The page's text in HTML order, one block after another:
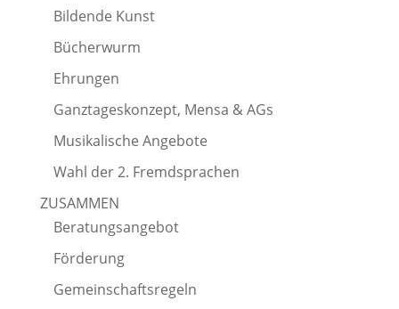
Bildende Kunst
Bücherwurm
Ehrungen
Ganztageskonzept, Mensa & AGs
Musikalische Angebote
Wahl der 2. Fremdsprachen
ZUSAMMEN
Beratungsangebot
Förderung
Gemeinschaftsregeln